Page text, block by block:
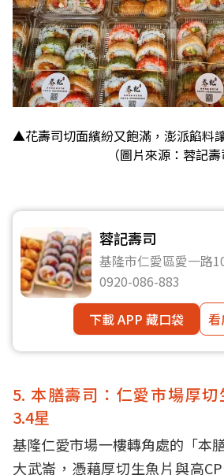
▲花壽司切面繽紛又飽滿，澎派餡料
（圖片來源：蓉記壽
蓉記壽司
基隆市仁愛區愛一路
0920-086-883
下載 APP 藏口袋
5. 本膳壽司：仁愛市場厚
3.4星
基隆仁愛市場一樓轉角處的「本
大武崙，憑藉厚切生魚片與高